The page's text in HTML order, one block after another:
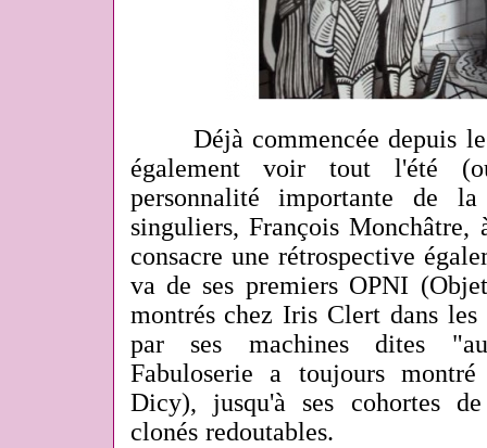
Déjà commencée depuis le
également voir tout l'été
personnalité importante de
singuliers, François
consacre une rétrospective
va de ses premiers OPNI
montrés chez Iris Clert dans les
par ses machines dites
Fabuloserie a toujours
Dicy), jusqu'à ses cohortes
clonés redoutables.